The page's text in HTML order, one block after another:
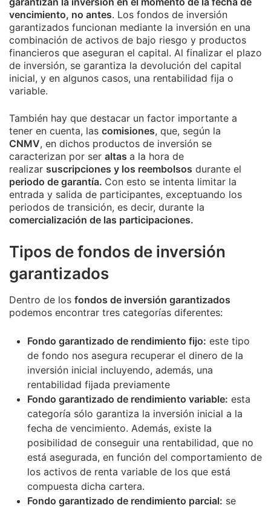
vencimiento, no antes. Los fondos de inversión
garantizados funcionan mediante la inversión en una
combinación de activos de bajo riesgo y productos
financieros que aseguran el capital. Al finalizar el plazo
de inversión, se garantiza la devolución del capital
inicial, y en algunos casos, una rentabilidad fija o
variable.
También hay que destacar un factor importante a
tener en cuenta, las comisiones, que, según la
CNMV, en dichos productos de inversión se
caracterizan por ser altas a la hora de
realizar suscripciones y los reembolsos durante el
periodo de garantía. Con esto se intenta limitar la
entrada y salida de participantes, exceptuando los
periodos de transición, es decir, durante la
comercialización de las participaciones.
Tipos de fondos de inversión
garantizados
Dentro de los fondos de inversión garantizados
podemos encontrar tres categorías diferentes:
Fondo garantizado de rendimiento fijo: este tipo
de fondo nos asegura recuperar el dinero de la
inversión inicial incluyendo, además, una
rentabilidad fijada previamente
Fondo garantizado de rendimiento variable: esta
categoría sólo garantiza la inversión inicial a la
fecha de vencimiento. Además, existe la
posibilidad de conseguir una rentabilidad, que no
está asegurada, en función del comportamiento de
los activos de renta variable de los que está
compuesta dicha cartera.
Fondo garantizado de rendimiento parcial: se